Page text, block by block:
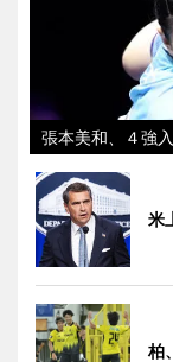
張本美和、４強
米
柏